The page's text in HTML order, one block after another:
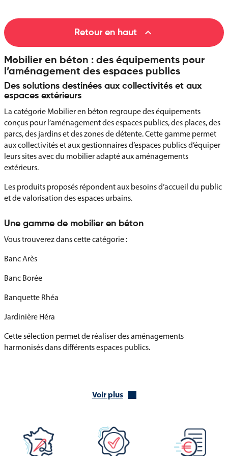
Retour en haut 
Mobilier en béton : des équipements pour
l’aménagement des espaces publics
Des solutions destinées aux collectivités et aux
espaces extérieurs
La catégorie Mobilier en béton regroupe des équipements
conçus pour l’aménagement des espaces publics, des places, des
parcs, des jardins et des zones de détente. Cette gamme permet
aux collectivités et aux gestionnaires d’espaces publics d’équiper
leurs sites avec du mobilier adapté aux aménagements
extérieurs.
Les produits proposés répondent aux besoins d’accueil du public
et de valorisation des espaces urbains.
Une gamme de mobilier en béton
Vous trouverez dans cette catégorie :
Banc Arès
Banc Borée
Banquette Rhéa
Jardinière Héra
Cette sélection permet de réaliser des aménagements
harmonisés dans différents espaces publics.
Les produits de cette catégorie peuvent être installés dans :
Places publiques
Parcs et jardins
Voir plus